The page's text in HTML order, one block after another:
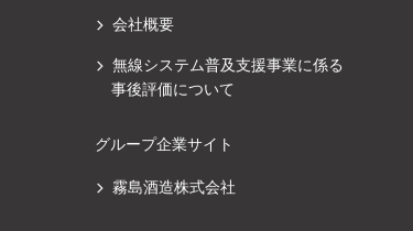
会社概要
無線システム普及支援事業に係る
事後評価について
グループ企業サイト
霧島酒造株式会社